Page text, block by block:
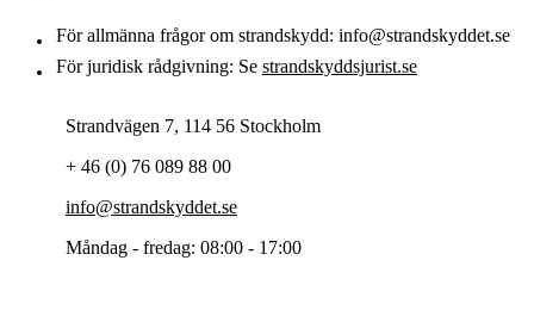
För allmänna frågor om strandskydd: info@strandskyddet.se
För juridisk rådgivning: Se strandskyddsjurist.se
Strandvägen 7, 114 56 Stockholm
+ 46 (0) 76 089 88 00
info@strandskyddet.se
Måndag - fredag: 08:00 - 17:00